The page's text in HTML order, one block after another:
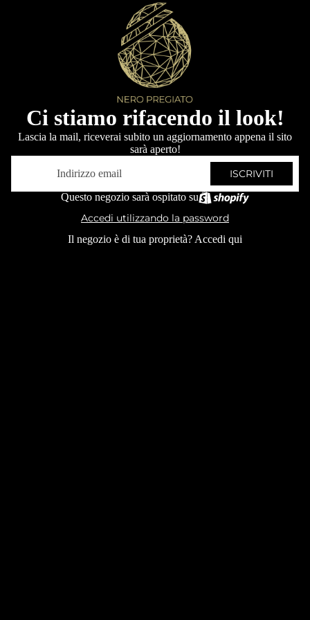
Ci stiamo rifacendo il look!
Lascia la mail, riceverai subito un aggiornamento appena il sito
sarà aperto!
ISCRIVITI
Questo negozio sarà ospitato su
Accedi utilizzando la password
Il negozio è di tua proprietà? Accedi qui